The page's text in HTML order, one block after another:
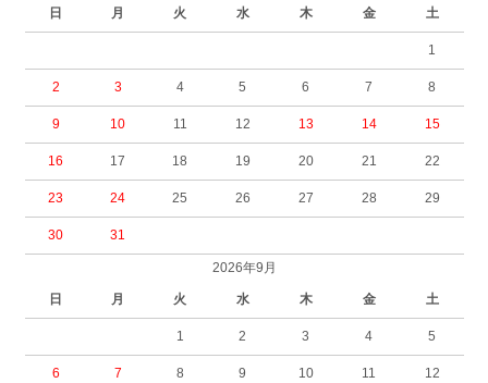
日 月 火 水 木 金 土
1
2 3 4 5 6 7 8
9 10 11 12 13 14 15
16 17 18 19 20 21 22
23 24 25 26 27 28 29
30 31
2026年9月
日 月 火 水 木 金 土
1 2 3 4 5
6 7 8 9 10 11 12